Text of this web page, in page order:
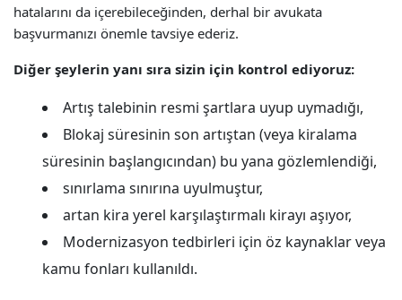
hatalarını da içerebileceğinden, derhal bir avukata
başvurmanızı önemle tavsiye ederiz.
Diğer şeylerin yanı sıra sizin için kontrol ediyoruz:
Artış talebinin resmi şartlara uyup uymadığı,
Blokaj süresinin son artıştan (veya kiralama
süresinin başlangıcından) bu yana gözlemlendiği,
sınırlama sınırına uyulmuştur,
artan kira yerel karşılaştırmalı kirayı aşıyor,
Modernizasyon tedbirleri için öz kaynaklar veya
kamu fonları kullanıldı.